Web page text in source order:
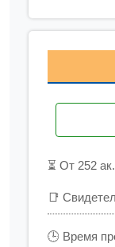
⏳ От 252
📑
🕒 Время